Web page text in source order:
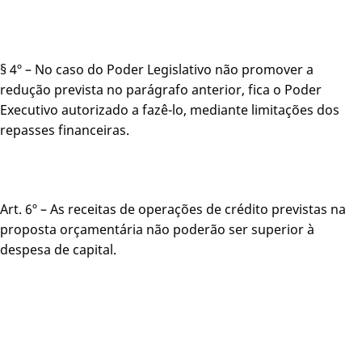
§ 4º – No caso do Poder Legislativo não promover a
redução prevista no parágrafo anterior, fica o Poder
Executivo autorizado a fazê-lo, mediante limitações dos
repasses financeiras.
Art. 6º – As receitas de operações de crédito previstas na
proposta orçamentária não poderão ser superior à
despesa de capital.